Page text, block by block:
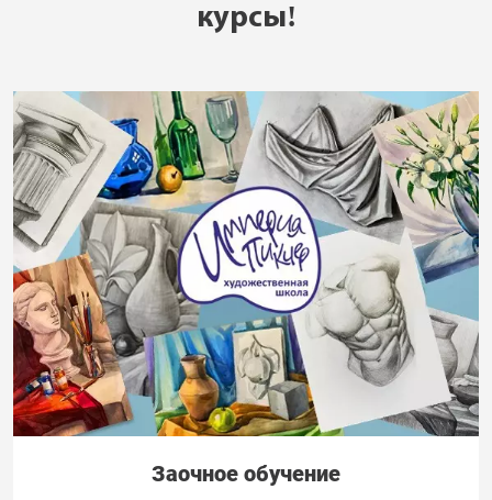
курсы!
Заочное обучение